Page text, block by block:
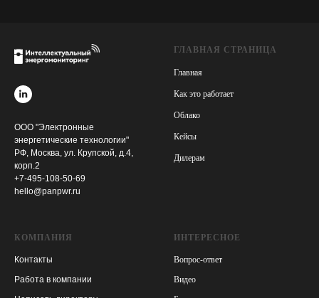
ООО "Электронные
энергетические технологии"
РФ, Москва, ул. Крупской, д.4,
корп.2
+7-495-108-50-69
hello@panpwr.ru
ГЛАВНАЯ СТРАНИЦА
Главная
Как это работает
Облако
Кейсы
Дилерам
КОМПАНИЯ
Контакты
Работа в компании
ИНТЕРЕСНОЕ
Вопрос-ответ
Видео